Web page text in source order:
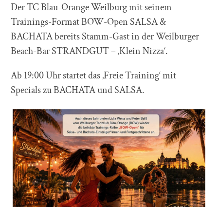
Der TC Blau-Orange Weilburg mit seinem
Trainings-Format BOW-Open SALSA &
BACHATA bereits Stamm-Gast in der Weilburger
Beach-Bar STRANDGUT – ‚Klein Nizza‘.
Ab 19:00 Uhr startet das ‚Freie Training‘ mit
Specials zu BACHATA und SALSA.